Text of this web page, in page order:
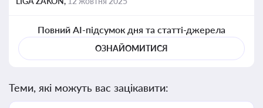
Повний AI-підсумок дня та статті-джерела
ОЗНАЙОМИТИСЯ
Теми, які можуть вас зацікавити: